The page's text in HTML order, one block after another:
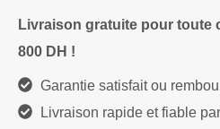
Livraison gratuite pour toute
800 DH !
Garantie satisfait ou
Livraison rapide et fiable